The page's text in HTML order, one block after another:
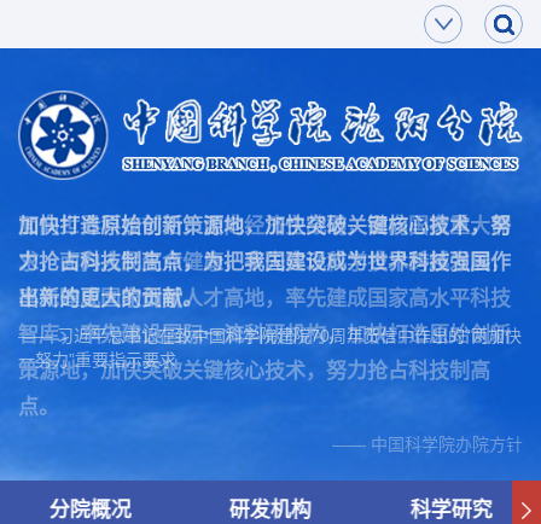
面向世界科技前沿，面向经济主战场，面向国家重大需
求，面向人民生命健康，率先实现科学技术跨越发展，
率先建成国家创新人才高地，率先建成国家高水平科技
智库，率先建设国际一流科研机构，加快打造原始创新
策源地，加快突破关键核心技术，努力抢占科技制高
点。
—— 中国科学院办院方针
加快打造原始创新策源地，加快突破关键核心技术，努
力抢占科技制高点，为把我国建设成为世界科技强国作
出新的更大的贡献。
—— 习近平总书记在致中国科学院建院70周年贺信中作出的“两加快
一努力”重要指示要求
分院概况 研发机构 科学研究